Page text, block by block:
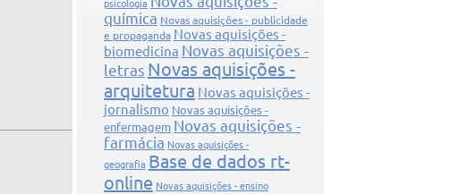
psicologia
química Novas aquisições - publicidade
e propaganda Novas aquisições -
biomedicina Novas aquisições -
letras Novas aquisições -
arquitetura Novas aquisições -
jornalismo Novas aquisições -
enfermagem Novas aquisições -
farmácia Novas aquisições -
geografia Base de dados rt-
online Novas aquisições - ensino